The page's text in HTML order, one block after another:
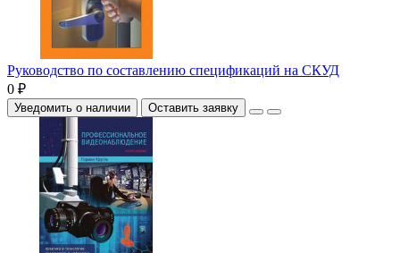
Руководство по составлению спецификаций на СКУД
0 ₽
Уведомить о наличии Оставить заявку